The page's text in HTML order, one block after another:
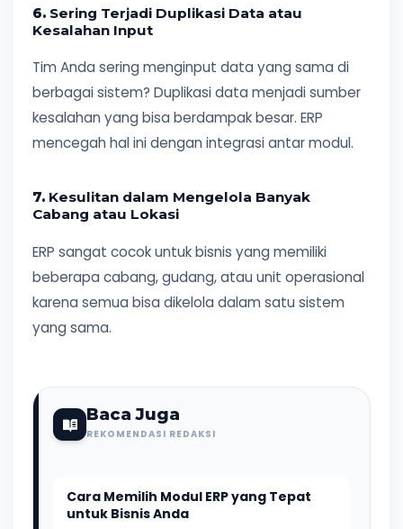
6. Sering Terjadi Duplikasi Data atau
Kesalahan Input
Tim Anda sering menginput data yang sama di
berbagai sistem? Duplikasi data menjadi sumber
kesalahan yang bisa berdampak besar. ERP
mencegah hal ini dengan integrasi antar modul.
7. Kesulitan dalam Mengelola Banyak
Cabang atau Lokasi
ERP sangat cocok untuk bisnis yang memiliki
beberapa cabang, gudang, atau unit operasional
karena semua bisa dikelola dalam satu sistem
yang sama.
Baca Juga
REKOMENDASI REDAKSI
Cara Memilih Modul ERP yang Tepat
untuk Bisnis Anda